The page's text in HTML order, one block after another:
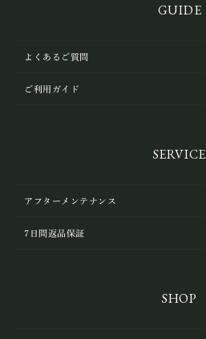
GUIDE
よくあるご質問
ご利用ガイド
SERVICE
アフターメンテナンス
7日間返品保証
SHOP